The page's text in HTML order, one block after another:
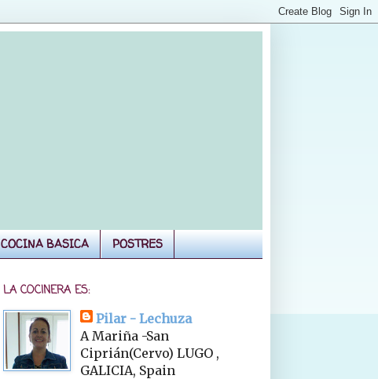
COCINA BASICA POSTRES
LA COCINERA ES:
Pilar - Lechuza
A Mariña -San
Ciprián(Cervo) LUGO ,
GALICIA, Spain